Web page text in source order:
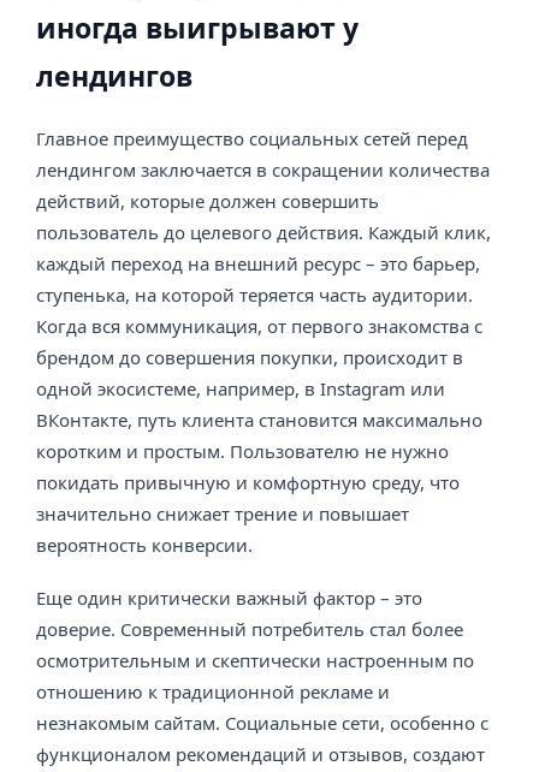
иногда выигрывают у
лендингов
Главное преимущество социальных сетей перед
лендингом заключается в сокращении количества
действий, которые должен совершить
пользователь до целевого действия. Каждый клик,
каждый переход на внешний ресурс – это барьер,
ступенька, на которой теряется часть аудитории.
Когда вся коммуникация, от первого знакомства с
брендом до совершения покупки, происходит в
одной экосистеме, например, в Instagram или
ВКонтакте, путь клиента становится максимально
коротким и простым. Пользователю не нужно
покидать привычную и комфортную среду, что
значительно снижает трение и повышает
вероятность конверсии.
Еще один критически важный фактор – это
доверие. Современный потребитель стал более
осмотрительным и скептически настроенным по
отношению к традиционной рекламе и
незнакомым сайтам. Социальные сети, особенно с
функционалом рекомендаций и отзывов, создают